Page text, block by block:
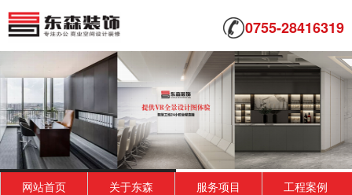
0755-28416319
网站首页 关于东森 服务项目
工程案例